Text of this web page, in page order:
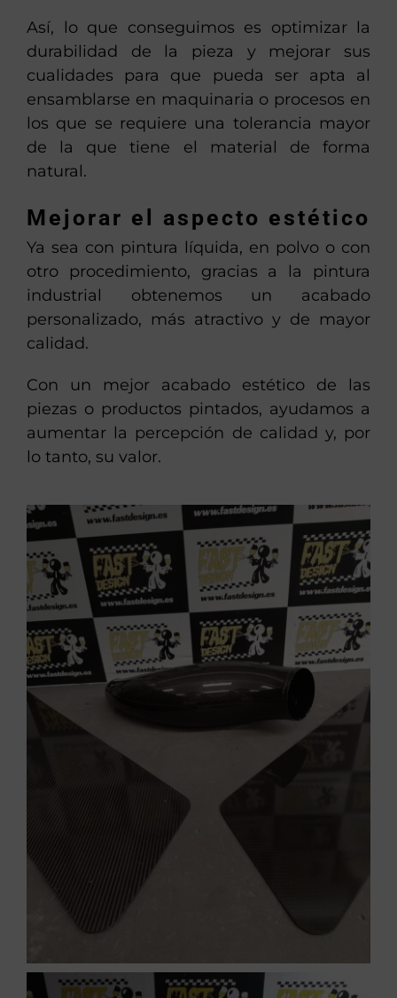
Así, lo que conseguimos es optimizar la
durabilidad de la pieza y mejorar sus
cualidades para que pueda ser apta al
ensamblarse en maquinaria o procesos en
los que se requiere una tolerancia mayor
de la que tiene el material de forma
natural.
Mejorar el aspecto estético
Ya sea con pintura líquida, en polvo o con
otro procedimiento, gracias a la pintura
industrial obtenemos un acabado
personalizado, más atractivo y de mayor
calidad.
Con un mejor acabado estético de las
piezas o productos pintados, ayudamos a
aumentar la percepción de calidad y, por
lo tanto, su valor.